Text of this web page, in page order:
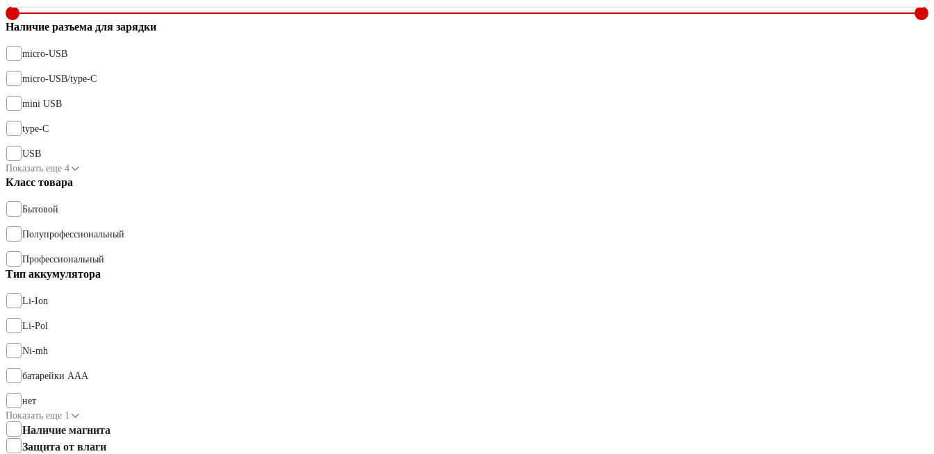
Наличие разъема для зарядки
micro-USB
micro-USB/type-C
mini USB
type-C
USB
Показать еще 4
Класс товара
Бытовой
Полупрофессиональный
Профессиональный
Тип аккумулятора
Li-Ion
Li-Pol
Ni-mh
батарейки AAA
нет
Показать еще 1
Наличие магнита
Защита от влаги